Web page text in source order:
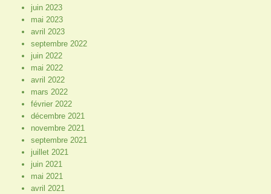
juin 2023
mai 2023
avril 2023
septembre 2022
juin 2022
mai 2022
avril 2022
mars 2022
février 2022
décembre 2021
novembre 2021
septembre 2021
juillet 2021
juin 2021
mai 2021
avril 2021